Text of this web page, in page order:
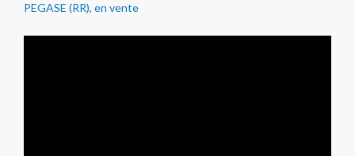
PEGASE (RR), en vente